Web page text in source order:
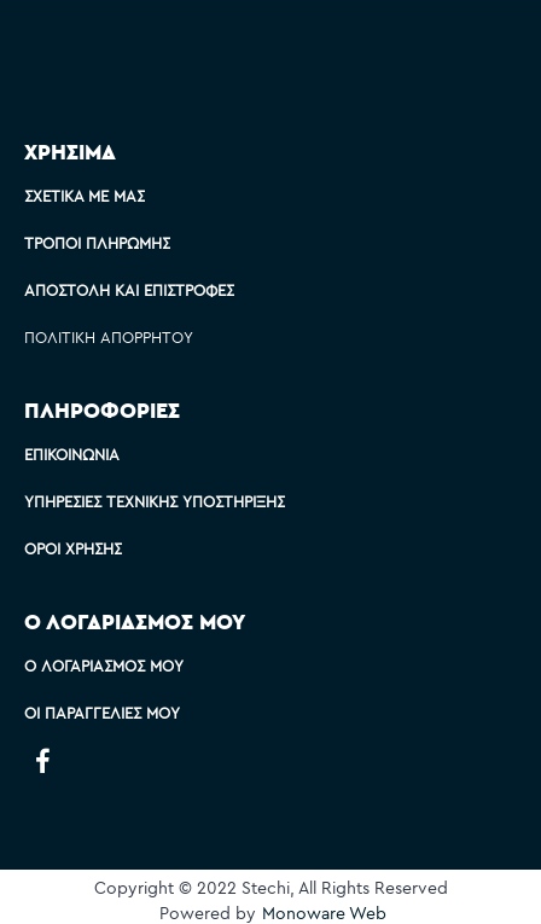
ΧΡΗΣΙΜΑ
ΣΧΕΤΙΚΆ ΜΕ ΜΑΣ
ΤΡΌΠΟΙ ΠΛΗΡΩΜΉΣ
ΑΠΟΣΤΟΛΉ ΚΑΙ ΕΠΙΣΤΡΟΦΈΣ
ΠΟΛΙΤΙΚΉ ΑΠΟΡΡΉΤΟΥ
ΠΛΗΡΟΦΟΡΙΕΣ
ΕΠΙΚΟΙΝΩΝΊΑ
ΥΠΗΡΕΣΊΕΣ ΤΕΧΝΙΚΉΣ ΥΠΟΣΤΉΡΙΞΗΣ
ΌΡΟΙ ΧΡΉΣΗΣ
Ο ΛΟΓΑΡΙΑΣΜΟΣ ΜΟΥ
Ο ΛΟΓΑΡΙΑΣΜΌΣ ΜΟΥ
ΟΙ ΠΑΡΑΓΓΕΛΊΕΣ ΜΟΥ
Copyright © 2022 Stechi, All Rights Reserved
Powered by Monoware Web